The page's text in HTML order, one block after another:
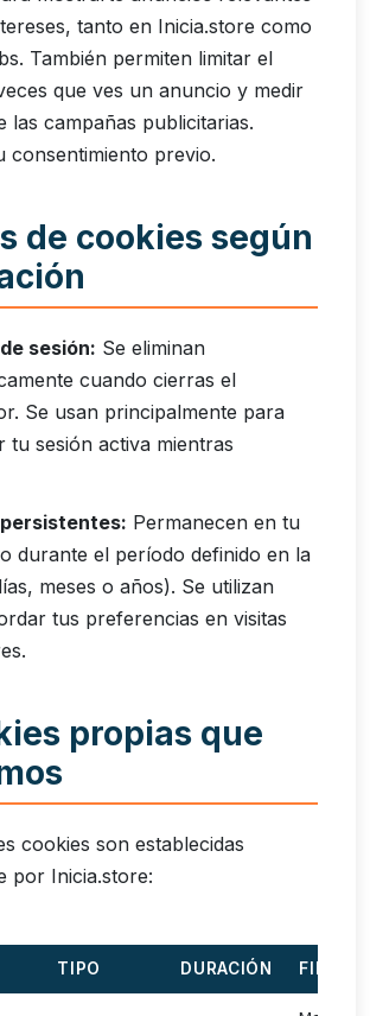
tanto en Inicia.store como
También permiten limitar el
que ves un anuncio y medir
las campañas publicitarias.
consentimiento previo.
de cookies según
sesión: Se eliminan
cuando cierras el
Se usan principalmente para
tu sesión activa mientras
Permanecen en tu
durante el período definido en la
meses o años). Se utilizan
tus preferencias en visitas
propias que
cookies son establecidas
por Inicia.store:
TIPO DURACIÓN